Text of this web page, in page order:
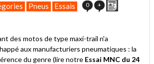
Pneus Essais 0 +
des motos de type maxi-trail n'a
aux manufacturiers pneumatiques : la
du genre (lire notre Essai MNC du 24